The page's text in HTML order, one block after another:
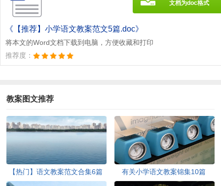
《【推荐】小学语文教案范文5篇.doc》
将本文的Word文档下载到电脑，方便收藏和打印
推荐度：
文档为doc格式
教案图文推荐
【热门】语文教案范文合集6篇 有关小学语文教案锦集10篇